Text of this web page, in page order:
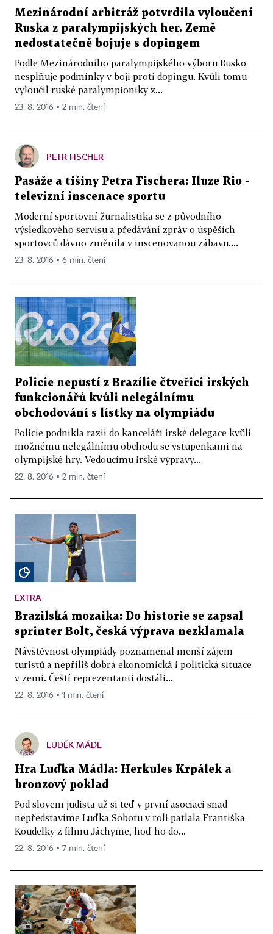
Mezinárodní arbitráž potvrdila vyloučení
Ruska z paralympijských her. Země
nedostatečně bojuje s dopingem
Podle Mezinárodního paralympijského výboru Rusko
nesplňuje podmínky v boji proti dopingu. Kvůli tomu
vyloučil ruské paralympioniky z...
23. 8. 2016 ▪ 2 min. čtení
PETR FISCHER
Pasáže a tišiny Petra Fischera: Iluze Rio -
televizní inscenace sportu
Moderní sportovní žurnalistika se z původního
výsledkového servisu a předávání zpráv o úspěších
sportovců dávno změnila v inscenovanou zábavu....
23. 8. 2016 ▪ 6 min. čtení
Policie nepustí z Brazílie čtveřici irských
funkcionářů kvůli nelegálnímu
obchodování s lístky na olympiádu
Policie podnikla razii do kanceláří irské delegace kvůli
možnému nelegálnímu obchodu se vstupenkami na
olympijské hry. Vedoucímu irské výpravy...
22. 8. 2016 ▪ 2 min. čtení
EXTRA
Brazilská mozaika: Do historie se zapsal
sprinter Bolt, česká výprava nezklamala
Návštěvnost olympiády poznamenal menší zájem
turistů a nepříliš dobrá ekonomická i politická situace
v zemi. Čeští reprezentanti dostáli...
22. 8. 2016 ▪ 1 min. čtení
LUDĚK MÁDL
Hra Luďka Mádla: Herkules Krpálek a
bronzový poklad
Pod slovem judista už si teď v první asociaci snad
nepředstavíme Luďka Sobotu v roli patlala Františka
Koudelky z filmu Jáchyme, hoď ho do...
22. 8. 2016 ▪ 7 min. čtení